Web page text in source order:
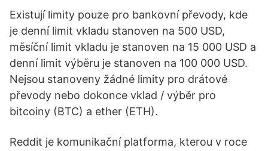
Existují limity pouze pro bankovní převody, kde
je denní limit vkladu stanoven na 500 USD,
měsíční limit vkladu je stanoven na 15 000 USD a
denní limit výběru je stanoven na 100 000 USD.
Nejsou stanoveny žádné limity pro drátové
převody nebo dokonce vklad / výběr pro
bitcoiny (BTC) a ether (ETH).
Reddit je komunikační platforma, kterou v roce